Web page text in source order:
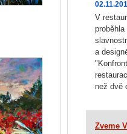
V
a
než dvě
Zveme